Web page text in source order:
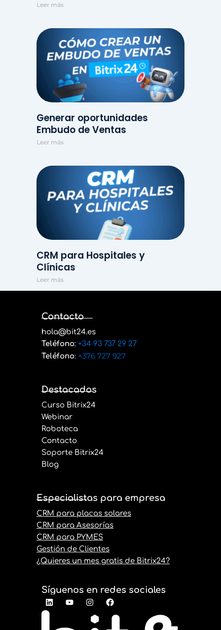
Leer más
Generar oportunidades
Embudo de Ventas
Leer más
CRM para Hospitales y
Clínicas
Leer más
Contacto
hola@bit24.es
Teléfono: +34 93 737 29 27
Teléfono: +376 727 927
Destacados
Curso Bitrix24
Webinar
Roboteca
Contacto
Soporte Bitrix24
Blog
Especialistas para empresa
CRM para placas solares
CRM para Asesorías
CRM para PYMES
Gestión de Clientes
¿Quieres un mes gratis de Bitrix24?
Síguenos en redes sociales
L
i
n
Y
o
I
n
s
t
F
a
c
e